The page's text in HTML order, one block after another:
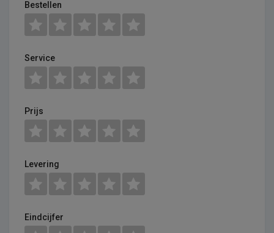
Bestellen
Service
Prijs
Levering
Eindcijfer